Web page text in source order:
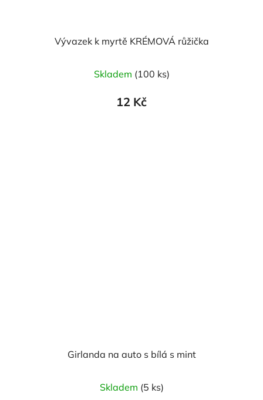
Vývazek k myrtě KRÉMOVÁ růžička
Skladem (100 ks)
12 Kč
Girlanda na auto s bílá s mint
Skladem (5 ks)